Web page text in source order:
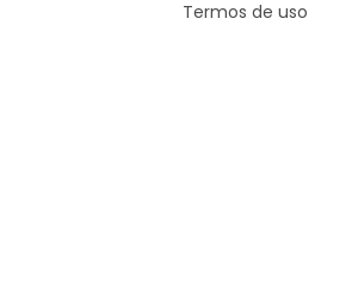
Termos de uso